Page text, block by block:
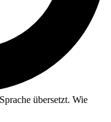
übersetzt. Wie